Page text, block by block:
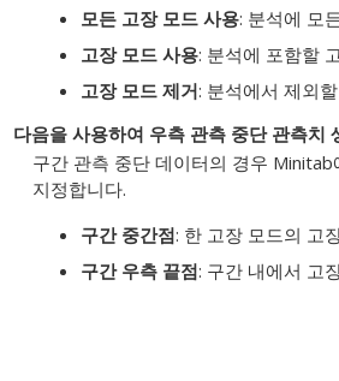
모든 고장 모드 사용: 분석에 모
고장 모드 사용: 분석에 포함할
고장 모드 제거: 분석에서 제외
다음을 사용하여 우측 관측 중단 관측치
구간 관측 중단 데이터의 경우
지정합니다.
구간 중간점: 한 고장 모드의 고
구간 우측 끝점: 구간 내에서 고